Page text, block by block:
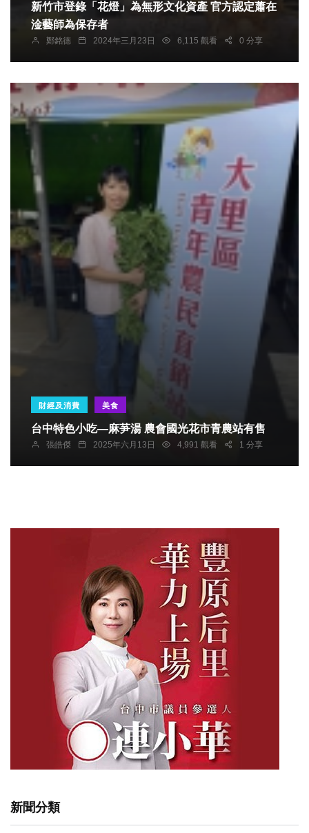
新竹市登錄「花燈」為無形文化資產 官方認定蕭在
淦藝師為保存者
鄭銘德 2024年三月23日 6,115 觀看 0 分享
財經及消費 美食
台中特色小吃—麻芛湯 農會國光花市青農站有售
張皓傑 2025年六月13日 4,991 觀看 1 分享
新聞分類